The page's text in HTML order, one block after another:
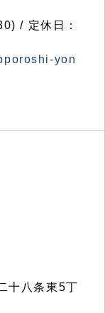
/ 定休日：
yon
十八条東5丁